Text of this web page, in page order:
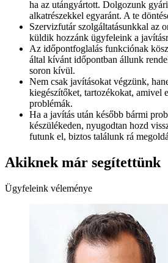
ha az utángyártott. Dolgozunk
alkatrészekkel egyaránt. A te
Szervizfutár szolgáltatásunkkal az
küldik hozzánk ügyfeleink a
Az időpontfoglalás funkciónak
által kívánt időpontban állunk
soron kívül.
Nem csak javításokat végzünk,
kiegészítőket, tartozékokat, amivel
problémák.
Ha a javítás után később bármi
készülékeden, nyugodtan hozd
futunk el, biztos találunk rá
Akiknek már segítettünk
Ügyfeleink véleménye